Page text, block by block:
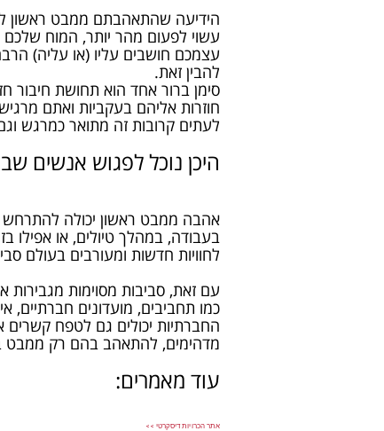
הידיעה שהתאהבתם ממבט ראשון
עשוי לפעום מהר יותר, המוח שלכם
עצמכם חושבים עליו (או עליה)
להבין זאת.
סימן ברור אחד הוא תחושת
חוזרות אליהם בעקביות ואתם
לעתים קרובות זה מתואר כמרגש
היכן נוכל לפגוש אנשים
אהבה ממבט ראשון יכולה להתרחש
בעבודה, במהלך טיולים, או אפילו
לחוויות חדשות ומעורבים בעולם
עם זאת, סביבות מסוימות
כמו תחביבים, מועדונים חברתיים,
החברתיות יכולים גם לטפח קשרים
מדהימים, להתאהב בהם רק ממבט
עוד מאמרים:
אתר הכרויות דיסקרטי >>